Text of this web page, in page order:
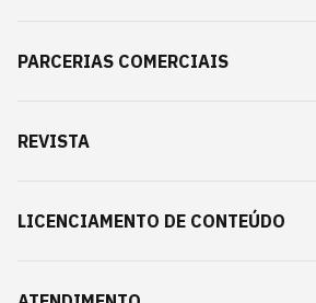
PARCERIAS COMERCIAIS
REVISTA
LICENCIAMENTO DE CONTEÚDO